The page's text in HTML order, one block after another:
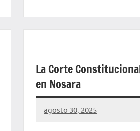
La Corte
en Nosara
agosto 30, 2025
La